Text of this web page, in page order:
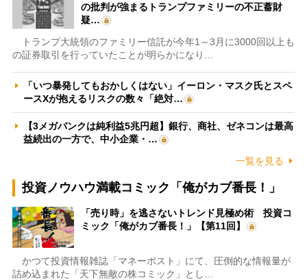
の批判が強まるトランプファミリーの不正蓄財
疑…
トランプ大統領のファミリー信託が今年1～3月に3000回以上も
の証券取引を行っていたことが明らかになり…
「いつ暴発してもおかしくはない」イーロン・マスク氏とスペ
ースXが抱えるリスクの数々「絶対…
【3メガバンクは純利益5兆円超】銀行、商社、ゼネコンは最高
益続出の一方で、中小企業・…
一覧を見る
投資ノウハウ満載コミック「俺がカブ番長！」
「売り時」を逃さないトレンド見極め術 投資コ
ミック「俺がカブ番長！」【第11回】
かつて投資情報雑誌「マネーポスト」にて、圧倒的な情報量が
詰め込まれた「天下無敵の株コミック」とし…